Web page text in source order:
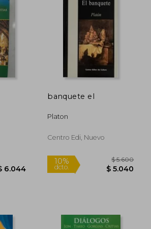
banquete el
Platon
Centro Edi, Nuevo